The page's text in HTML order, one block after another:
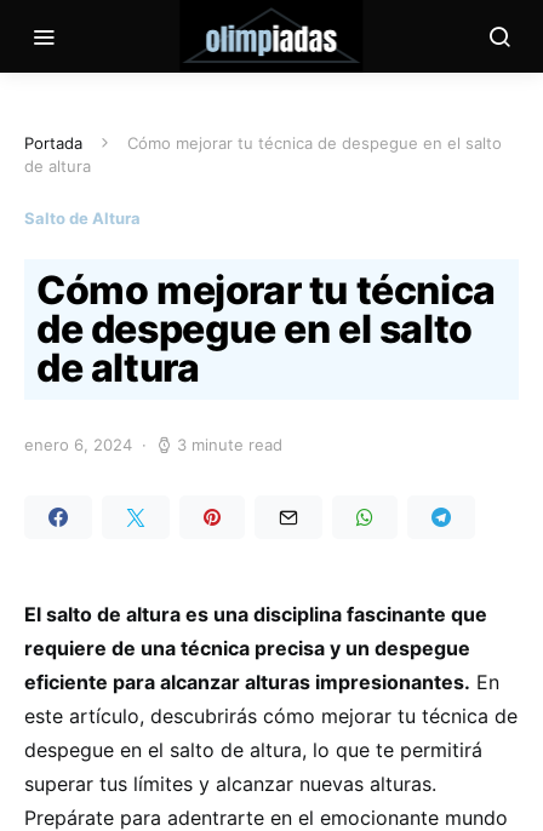
Portada
Cómo mejorar tu técnica de despegue en el salto
de altura
Salto de Altura
Cómo mejorar tu técnica
de despegue en el salto
de altura
enero 6, 2024 3 minute read
El salto de altura es una disciplina fascinante que
requiere de una técnica precisa y un despegue
eficiente para alcanzar alturas impresionantes. En
este artículo, descubrirás cómo mejorar tu técnica de
despegue en el salto de altura, lo que te permitirá
superar tus límites y alcanzar nuevas alturas.
Prepárate para adentrarte en el emocionante mundo